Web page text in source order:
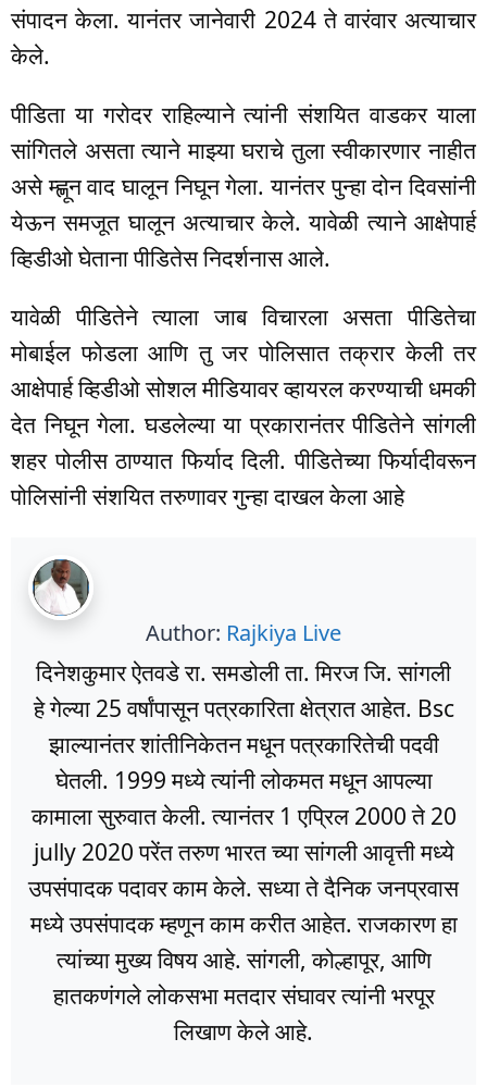
संपादन केला. यानंतर जानेवारी 2024 ते वारंवार अत्याचार
केले.
पीडिता या गरोदर राहिल्याने त्यांनी संशयित वाडकर याला
सांगितले असता त्याने माझ्या घराचे तुला स्वीकारणार नाहीत
असे म्ह्णून वाद घालून निघून गेला. यानंतर पुन्हा दोन दिवसांनी
येऊन समजूत घालून अत्याचार केले. यावेळी त्याने आक्षेपार्ह
व्हिडीओ घेताना पीडितेस निदर्शनास आले.
यावेळी पीडितेने त्याला जाब विचारला असता पीडितेचा
मोबाईल फोडला आणि तु जर पोलिसात तक्रार केली तर
आक्षेपार्ह व्हिडीओ सोशल मीडियावर व्हायरल करण्याची धमकी
देत निघून गेला. घडलेल्या या प्रकारानंतर पीडितेने सांगली
शहर पोलीस ठाण्यात फिर्याद दिली. पीडितेच्या फिर्यादीवरून
पोलिसांनी संशयित तरुणावर गुन्हा दाखल केला आहे
Author: Rajkiya Live
दिनेशकुमार ऐतवडे रा. समडोली ता. मिरज जि. सांगली
हे गेल्या 25 वर्षांपासून पत्रकारिता क्षेत्रात आहेत. Bsc
झाल्यानंतर शांतीनिकेतन मधून पत्रकारितेची पदवी
घेतली. 1999 मध्ये त्यांनी लोकमत मधून आपल्या
कामाला सुरुवात केली. त्यानंतर 1 एप्रिल 2000 ते 20
jully 2020 परेंत तरुण भारत च्या सांगली आवृत्ती मध्ये
उपसंपादक पदावर काम केले. सध्या ते दैनिक जनप्रवास
मध्ये उपसंपादक म्हणून काम करीत आहेत. राजकारण हा
त्यांच्या मुख्य विषय आहे. सांगली, कोल्हापूर, आणि
हातकणंगले लोकसभा मतदार संघावर त्यांनी भरपूर
लिखाण केले आहे.